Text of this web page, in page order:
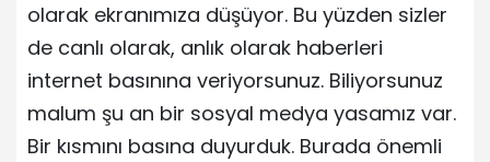
olarak ekranımıza düşüyor. Bu yüzden sizler
de canlı olarak, anlık olarak haberleri
internet basınına veriyorsunuz. Biliyorsunuz
malum şu an bir sosyal medya yasamız var.
Bir kısmını basına duyurduk. Burada önemli